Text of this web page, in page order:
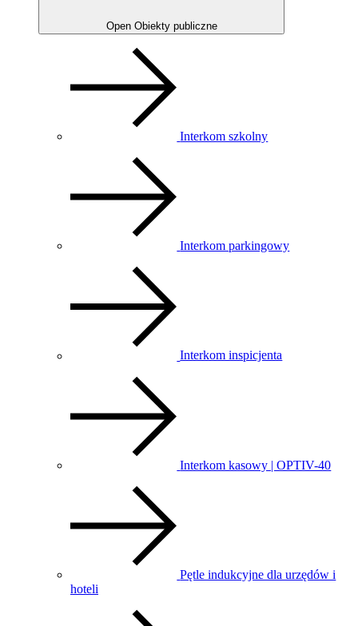
Open Obiekty publiczne
Interkom szkolny
Interkom parkingowy
Interkom inspicjenta
Interkom kasowy | OPTIV-40
Pętle indukcyjne dla urzędów i
hoteli